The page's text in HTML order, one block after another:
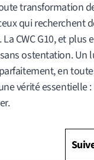
transformation
qui recherchent
CWC G10, et plus
ostentation. Un
en
vérité essentielle